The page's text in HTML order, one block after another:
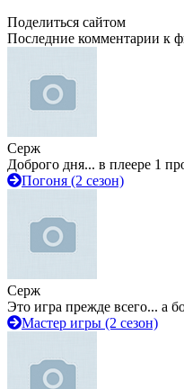
Поделиться сайтом
Последние комментарии к
Серж
Доброго дня... в плеере 1
Погоня (2 сезон)
Серж
Это игра прежде всего... а
Мастер игры (2 сезон)